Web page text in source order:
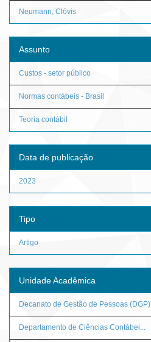
Neumann, Clóvis
Assunto
Custos - setor público
Normas contábeis - Brasil
Teoria contábil
Data de publicação
2023
Tipo
Artigo
Unidade Acadêmica
Decanato de Gestão de Pessoas (DGP)
Departamento de Ciências Contábei...